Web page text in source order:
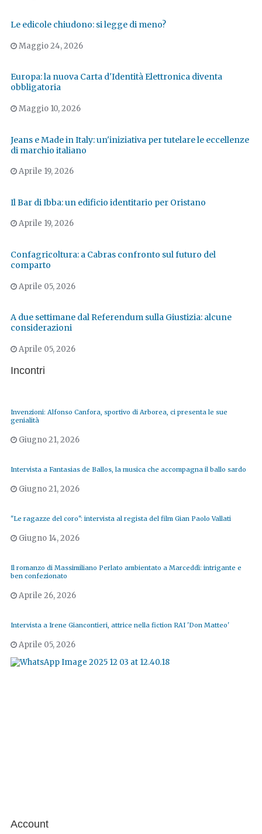
Le edicole chiudono: si legge di meno?
Maggio 24, 2026
Europa: la nuova Carta d'Identità Elettronica diventa
obbligatoria
Maggio 10, 2026
Jeans e Made in Italy: un'iniziativa per tutelare le eccellenze
di marchio italiano
Aprile 19, 2026
Il Bar di Ibba: un edificio identitario per Oristano
Aprile 19, 2026
Confagricoltura: a Cabras confronto sul futuro del
comparto
Aprile 05, 2026
A due settimane dal Referendum sulla Giustizia: alcune
considerazioni
Aprile 05, 2026
Incontri
Invenzioni: Alfonso Canfora, sportivo di Arborea, ci presenta le sue
genialità
Giugno 21, 2026
Intervista a Fantasias de Ballos, la musica che accompagna il ballo sardo
Giugno 21, 2026
"Le ragazze del coro": intervista al regista del film Gian Paolo Vallati
Giugno 14, 2026
Il romanzo di Massimiliano Perlato ambientato a Marceddì: intrigante e
ben confezionato
Aprile 26, 2026
Intervista a Irene Giancontieri, attrice nella fiction RAI 'Don Matteo'
Aprile 05, 2026
Account